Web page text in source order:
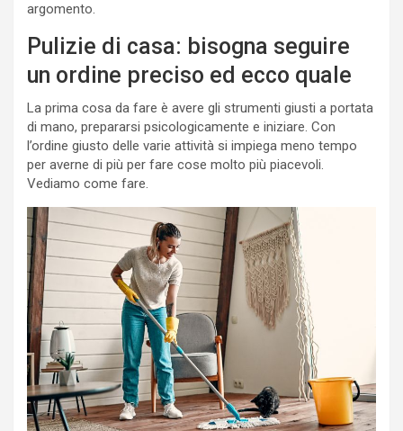
argomento.
Pulizie di casa: bisogna seguire
un ordine preciso ed ecco quale
La prima cosa da fare è avere gli strumenti giusti a portata
di mano, prepararsi psicologicamente e iniziare. Con
l’ordine giusto delle varie attività si impiega meno tempo
per averne di più per fare cose molto più piacevoli.
Vediamo come fare.